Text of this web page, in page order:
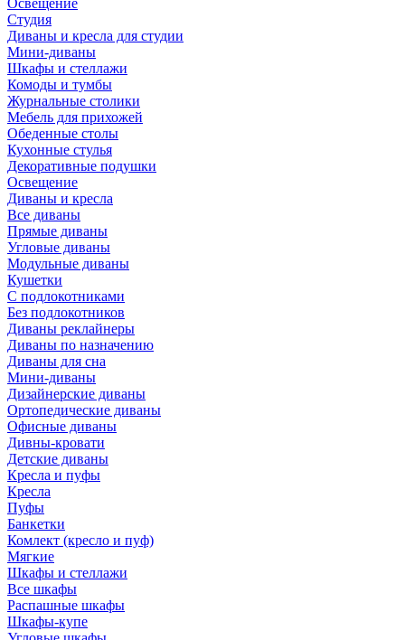
Освещение
Студия
Диваны и кресла для студии
Мини-диваны
Шкафы и стеллажи
Комоды и тумбы
Журнальные столики
Мебель для прихожей
Обеденные столы
Кухонные стулья
Декоративные подушки
Освещение
Диваны и кресла
Все диваны
Прямые диваны
Угловые диваны
Модульные диваны
Кушетки
С подлокотниками
Без подлокотников
Диваны реклайнеры
Диваны по назначению
Диваны для сна
Мини-диваны
Дизайнерские диваны
Ортопедические диваны
Офисные диваны
Дивны-кровати
Детские диваны
Кресла и пуфы
Кресла
Пуфы
Банкетки
Комлект (кресло и пуф)
Мягкие
Шкафы и стеллажи
Все шкафы
Распашные шкафы
Шкафы-купе